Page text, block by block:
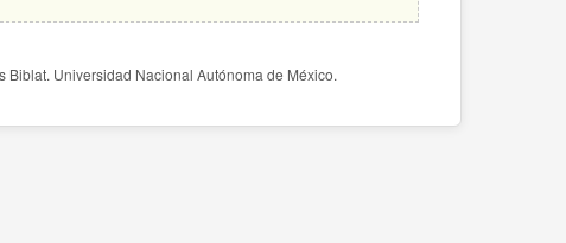
Universidad Nacional Autónoma de México.